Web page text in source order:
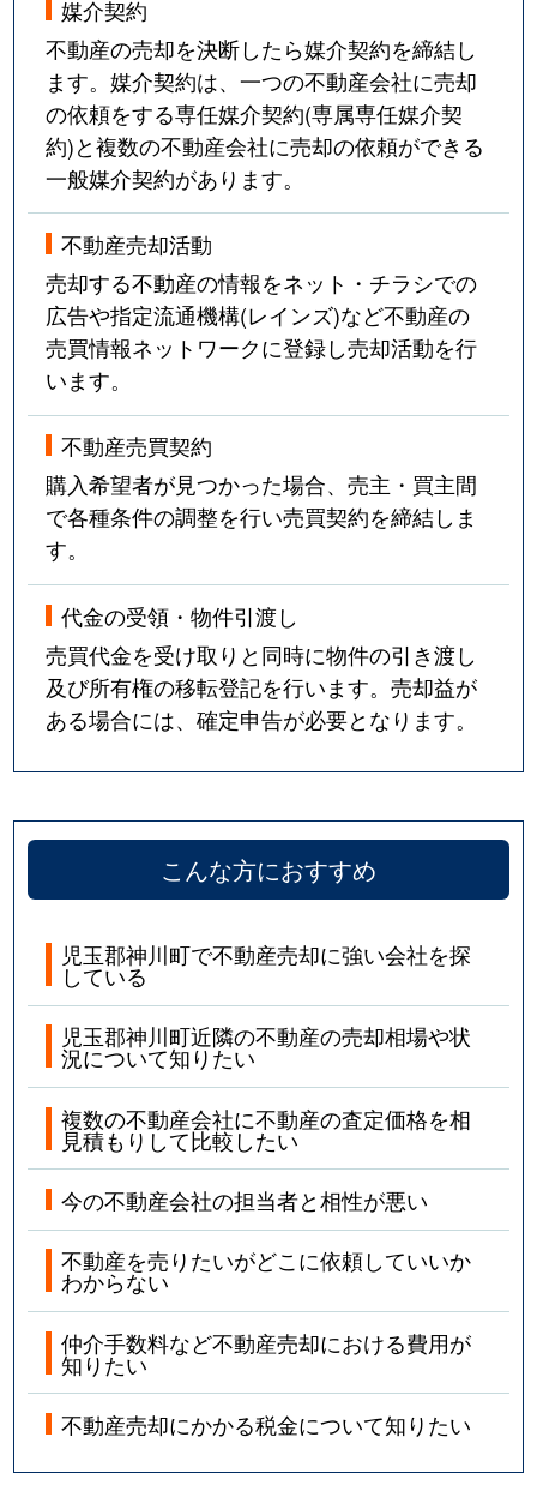
媒介契約
不動産の売却を決断したら媒介契約を締結し
ます。媒介契約は、一つの不動産会社に売却
の依頼をする専任媒介契約(専属専任媒介契
約)と複数の不動産会社に売却の依頼ができる
一般媒介契約があります。
不動産売却活動
売却する不動産の情報をネット・チラシでの
広告や指定流通機構(レインズ)など不動産の
売買情報ネットワークに登録し売却活動を行
います。
不動産売買契約
購入希望者が見つかった場合、売主・買主間
で各種条件の調整を行い売買契約を締結しま
す。
代金の受領・物件引渡し
売買代金を受け取りと同時に物件の引き渡し
及び所有権の移転登記を行います。売却益が
ある場合には、確定申告が必要となります。
こんな方におすすめ
児玉郡神川町で不動産売却に強い会社を探
している
児玉郡神川町近隣の不動産の売却相場や状
況について知りたい
複数の不動産会社に不動産の査定価格を相
見積もりして比較したい
今の不動産会社の担当者と相性が悪い
不動産を売りたいがどこに依頼していいか
わからない
仲介手数料など不動産売却における費用が
知りたい
不動産売却にかかる税金について知りたい